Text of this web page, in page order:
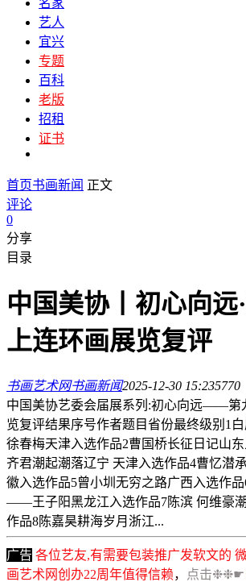
艺人
宜兴
专题
百科
老版
招租
证书
首页书画新闻 正文
评论
0
分享
目录
中国美协丨初心向远
上连环画展览复评
书画艺术网书画新闻2025-12-30 15:235770
中国美协艺委会届展系列:初心向远——第
览复评结果序号作者题目省份最终级别1
徐春梅天津入选作品2曹国桥长征日记山
齐君潮起潮落辽宁 天津入选作品4曹忆潜
徽入选作品5曾小圳无穷之路广西入选作
——王子阳黑龙江入选作品7陈滨 何维豪
作品8陈嘉昊耕海岁月浙江...
广告 各位艺友,有需要包装推广发软文的 微
画艺术网创办22周年值得信赖， 点击❉❉☛